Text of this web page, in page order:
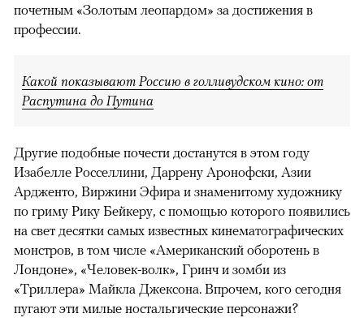
почетным «Золотым леопардом» за достижения в
профессии.
Какой показывают Россию в голливудском кино: от
Распутина до Путина
Другие подобные почести достанутся в этом году
Изабелле Росселлини, Даррену Аронофски, Азии
Ардженто, Виржини Эфира и знаменитому художнику
по гриму Рику Бейкеру, с помощью которого появились
на свет десятки самых известных кинематографических
монстров, в том числе «Американский оборотень в
Лондоне», «Человек-волк», Гринч и зомби из
«Триллера» Майкла Джексона. Впрочем, кого сегодня
пугают эти милые ностальгические персонажи?